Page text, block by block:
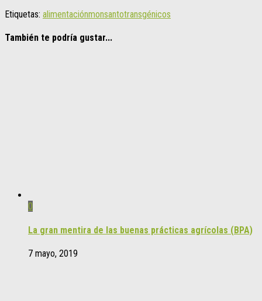
Etiquetas: alimentaciónmonsantotransgénicos
También te podría gustar...
0
La gran mentira de las buenas prácticas agrícolas (BPA)
7 mayo, 2019